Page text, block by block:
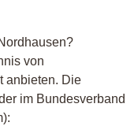
von
anbieten. Die
im Bundesverband